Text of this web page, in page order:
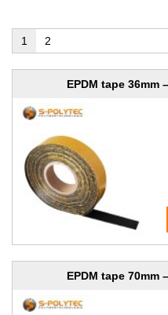
1 2
EPDM tape 36mm
EPDM tape 70mm